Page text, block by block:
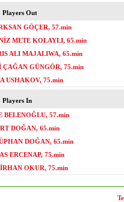
Players Out
GÖÇER, 57.min
METE KOLAYLI, 65.min
ALI MAJALIWA, 65.min
ÇAĞAN GÜNGÖR, 75.min
USHAKOV, 75.min
Players In
BELENOĞLU, 57.min
DOĞAN, 65.min
DOĞAN, 65.min
ERCENAP, 75.min
OKUR, 75.min